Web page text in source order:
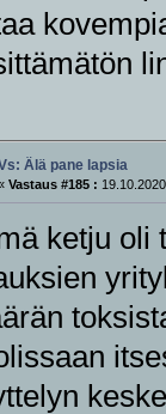
Älä pane lapsia
Vastaus #185 :
ketju oli